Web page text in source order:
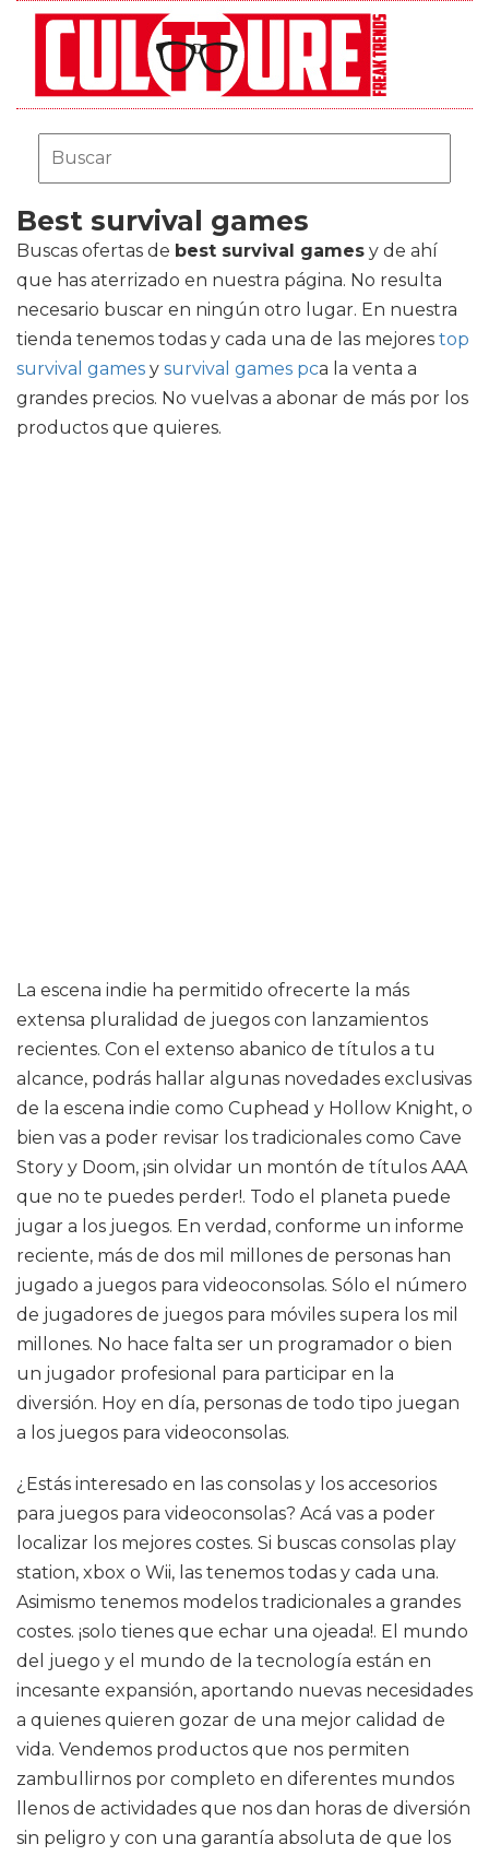
Best survival games
Buscas ofertas de best survival games y de ahí
que has aterrizado en nuestra página. No resulta
necesario buscar en ningún otro lugar. En nuestra
tienda tenemos todas y cada una de las mejores top
survival games y survival games pca la venta a
grandes precios. No vuelvas a abonar de más por los
productos que quieres.
La escena indie ha permitido ofrecerte la más
extensa pluralidad de juegos con lanzamientos
recientes. Con el extenso abanico de títulos a tu
alcance, podrás hallar algunas novedades exclusivas
de la escena indie como Cuphead y Hollow Knight, o
bien vas a poder revisar los tradicionales como Cave
Story y Doom, ¡sin olvidar un montón de títulos AAA
que no te puedes perder!. Todo el planeta puede
jugar a los juegos. En verdad, conforme un informe
reciente, más de dos mil millones de personas han
jugado a juegos para videoconsolas. Sólo el número
de jugadores de juegos para móviles supera los mil
millones. No hace falta ser un programador o bien
un jugador profesional para participar en la
diversión. Hoy en día, personas de todo tipo juegan
a los juegos para videoconsolas.
¿Estás interesado en las consolas y los accesorios
para juegos para videoconsolas? Acá vas a poder
localizar los mejores costes. Si buscas consolas play
station, xbox o Wii, las tenemos todas y cada una.
Asimismo tenemos modelos tradicionales a grandes
costes. ¡solo tienes que echar una ojeada!. El mundo
del juego y el mundo de la tecnología están en
incesante expansión, aportando nuevas necesidades
a quienes quieren gozar de una mejor calidad de
vida. Vendemos productos que nos permiten
zambullirnos por completo en diferentes mundos
llenos de actividades que nos dan horas de diversión
sin peligro y con una garantía absoluta de que los